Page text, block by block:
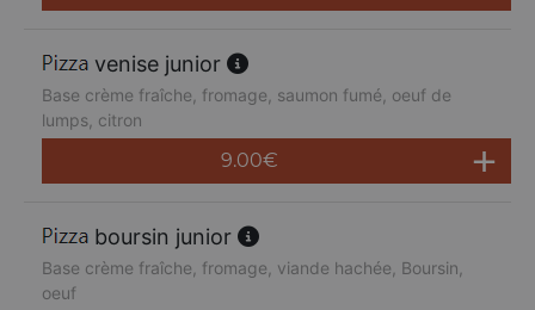
venise junior
Base crème fraîche, fromage, saumon fumé, oeuf de
lumps, citron
9.00€
boursin junior
Base crème fraîche, fromage, viande hachée, Boursin,
oeuf